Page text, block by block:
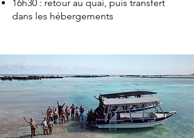
16h30 : retour au quai, puis transfert
dans les hébergements